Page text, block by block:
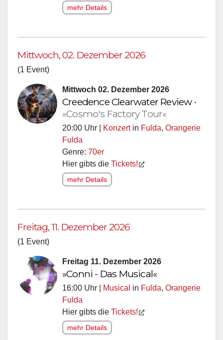
mehr Details
Mittwoch, 02. Dezember 2026
(1 Event)
Mittwoch 02. Dezember 2026
Creedence Clearwater Review •
»Cosmo's Factory Tour«
20:00 Uhr | Konzertin Fulda, Orangerie
Fulda
Genre: 70er
Hier gibts die Tickets!
mehr Details
Freitag, 11. Dezember 2026
(1 Event)
Freitag 11. Dezember 2026
»Conni - Das Musical«
16:00 Uhr | Musical in Fulda, Orangerie
Fulda
Hier gibts die Tickets!
mehr Details